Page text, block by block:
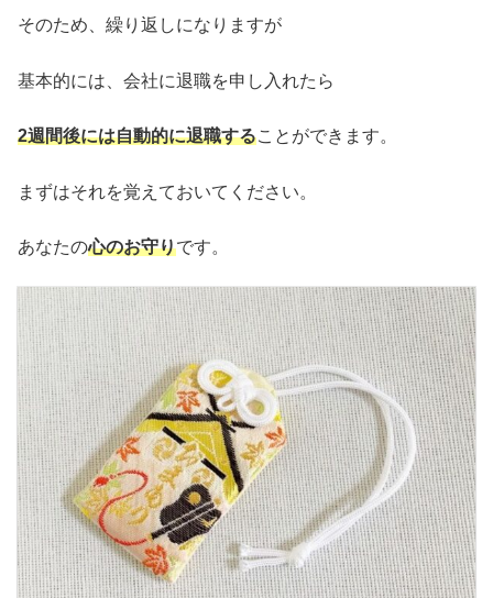
そのため、繰り返しになりますが
基本的には、会社に退職を申し入れたら
2週間後には自動的に退職することができます。
まずはそれを覚えておいてください。
あなたの心のお守りです。